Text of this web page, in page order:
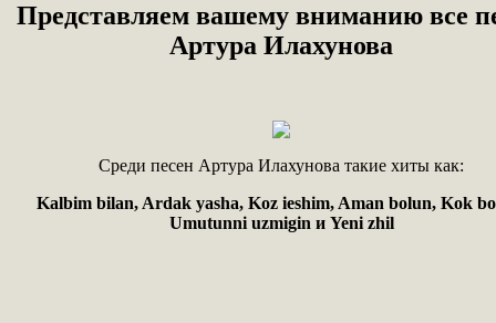
Представляем вашему вниманию все
Артура Илахунова
Среди песен Артура Илахунова такие хиты как:
Kalbim bilan, Ardak yasha, Koz ieshim, Aman bolun, Kok
Umutunni uzmigin и Yeni zhil